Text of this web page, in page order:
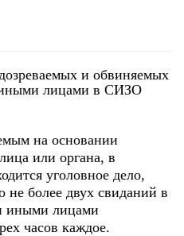
и обвиняемых
лицами в СИЗО
на основании
или органа, в
уголовное дело,
не более двух свиданий в
иными лицами
часов каждое.